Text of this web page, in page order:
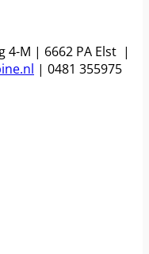
4-M | 6662 PA Elst |
| 0481 355975